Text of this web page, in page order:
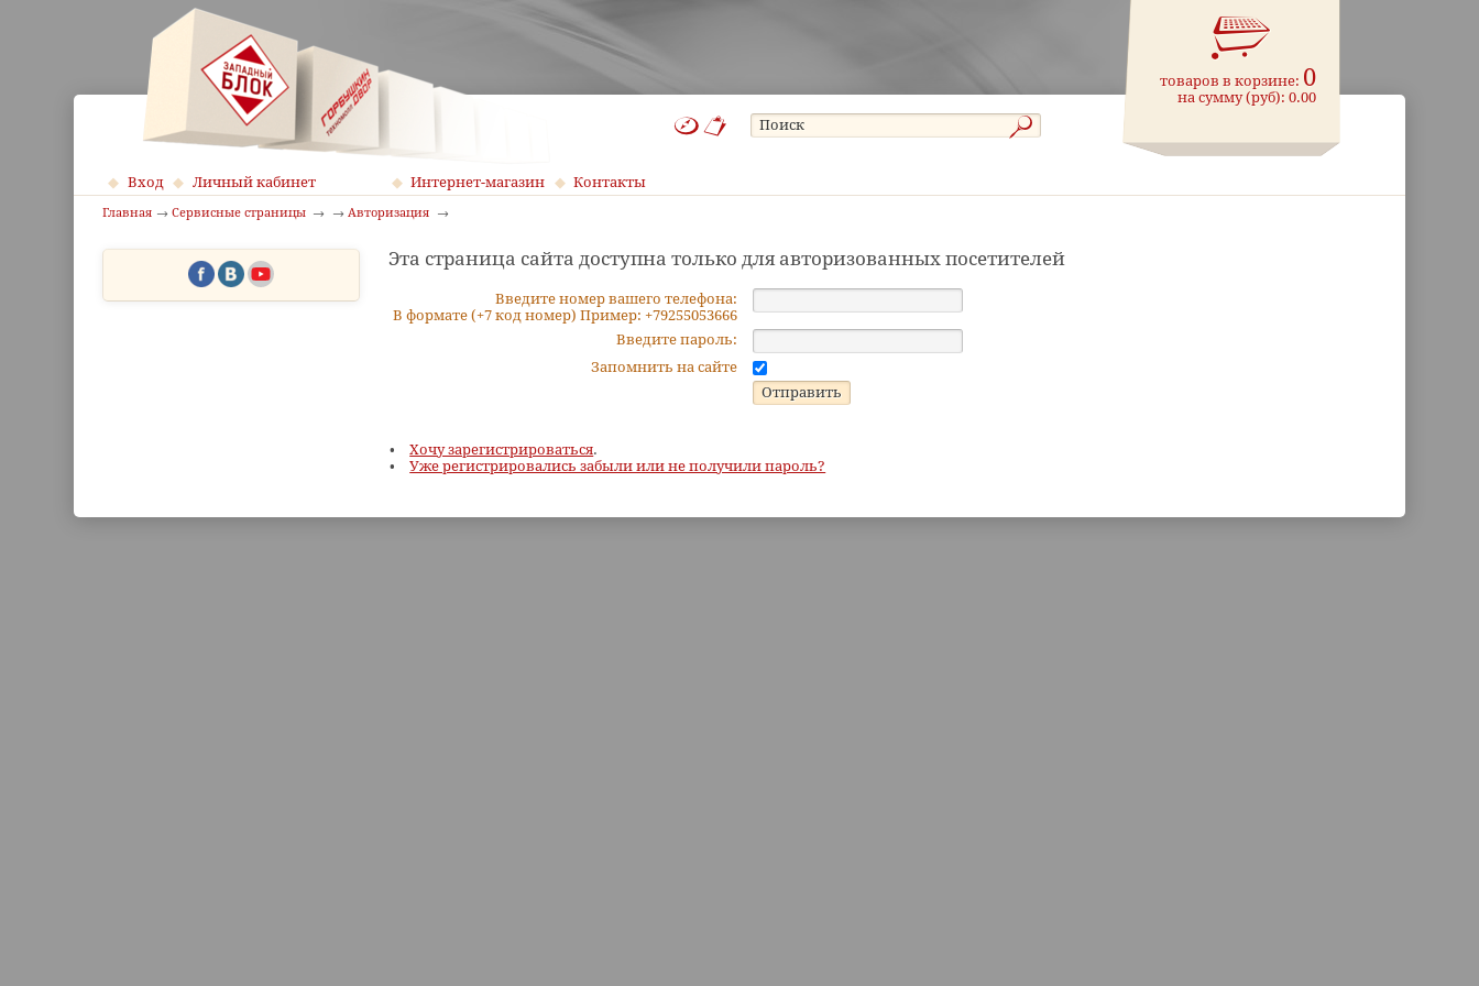
товаров в корзине: 0
на сумму (руб):0.00
Вход Личный кабинет Интернет-магазин Контакты
Главная Сервисные страницы Авторизация
Эта страница сайта доступна только для авторизованных посетителей
Введите номер вашего телефона:
В формате (+7 код номер) Пример: +79255053666
Введите пароль:
Запомнить на сайте
Хочу зарегистрироваться.
Уже регистрировались забыли или не получили пароль?